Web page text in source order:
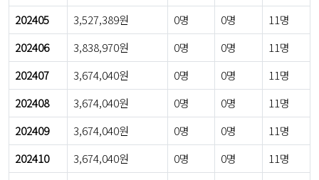
202405
3,527,389원 0명 0명
11명
202406
3,838,970원 0명 0명
11명
202407
3,674,040원 0명 0명
11명
202408
3,674,040원 0명 0명
11명
202409
3,674,040원 0명 0명
11명
202410
3,674,040원 0명 0명
11명